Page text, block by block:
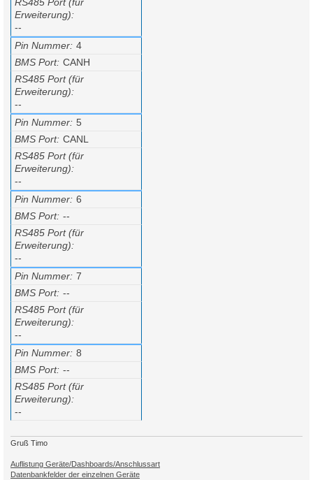
Erweiterung)
--
Pin Nummer 4
BMS Port CANH
RS485 Port (für
Erweiterung)
--
Pin Nummer 5
BMS Port CANL
RS485 Port (für
Erweiterung)
--
Pin Nummer 6
BMS Port --
RS485 Port (für
Erweiterung)
--
Pin Nummer 7
BMS Port --
RS485 Port (für
Erweiterung)
--
Pin Nummer 8
BMS Port --
RS485 Port (für
Erweiterung)
--
Gruß Timo
Auflistung Geräte/Dashboards/Anschlussart
Datenbankfelder der einzelnen Geräte